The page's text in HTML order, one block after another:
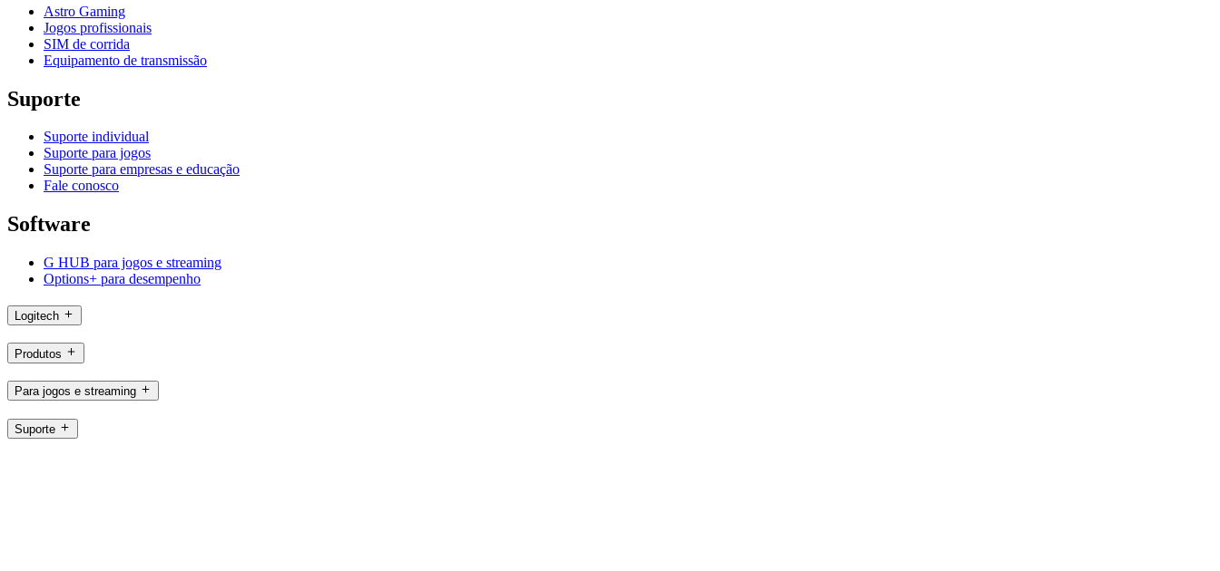
Astro Gaming
Jogos profissionais
SIM de corrida
Equipamento de transmissão
Suporte
Suporte individual
Suporte para jogos
Suporte para empresas e educação
Fale conosco
Software
G HUB para jogos e streaming
Options+ para desempenho
Logitech
Produtos
Para jogos e streaming
Suporte